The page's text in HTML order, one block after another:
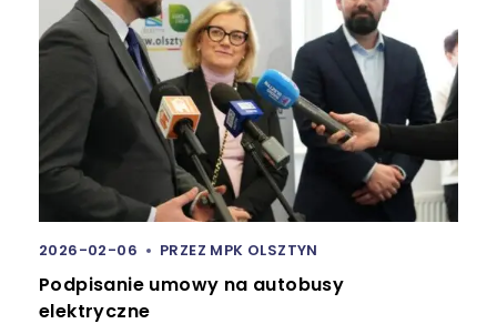
2026-02-06 PRZEZ MPK OLSZTYN
Podpisanie umowy na autobusy
elektryczne